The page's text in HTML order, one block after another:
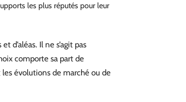
les plus réputés pour leur
d’aléas. Il ne s’agit pas
comporte sa part de
évolutions de marché ou de